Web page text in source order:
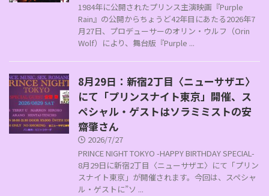
1984年に公開されたプリンス主演映画『Purple
Rain』の公開からちょうど42年目にあたる2026年7
月27日、プロデューサーのオリン・ウルフ（Orin
Wolf）により、舞台版『Purple ...
8月29日：新宿2丁目〈ニューサザエ〉
にて「プリンスナイト東京」開催、ス
ペシャル・ゲストはソラミミストの安
齋肇さん
2026/7/27
PRINCE NIGHT TOKYO -HAPPY BIRTHDAY SPECIAL-
8月29日に新宿2丁目〈ニューサザエ〉にて「プリン
スナイト東京」が開催されます。今回は、スペシャ
ル・ゲストに”ソ ...